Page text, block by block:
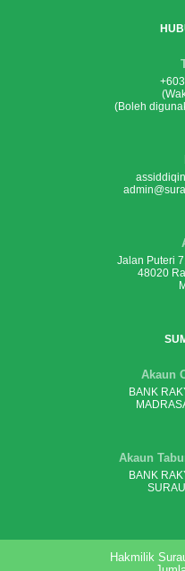
(Boleh
Jalan Puteri
48020
Akaun
BANK
Akaun
BANK
Hakmilik